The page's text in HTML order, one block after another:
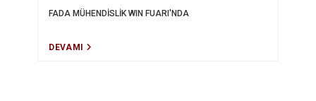
FADA MÜHENDİSLİK WIN FUARI'NDA
DEVAMI